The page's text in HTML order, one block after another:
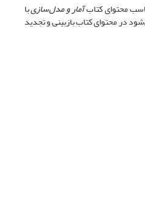
آمار و مدل‌سازیبا
در محتوای کتاب بازبینی و تجدید